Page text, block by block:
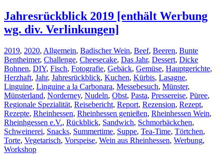
Jahresrückblick 2019 [enthält Werbung
wg. div. Verlinkungen]
2019, 2020, Allgemein, Badischer Wein, Beef, Beeren, Bunte
Bentheimer, Challenge, Cheesecake, Das Jahr, Dessert, Dicke
Bohnen, DIY, Fisch, Fotografie, Gebäck, Gemüse, Hauptgerichte,
Herzhaft, Jahr, Jahresrückblick, Kuchen, Kürbis, Lasagne,
Linguine, Linguine a la Carbonara, Messebesuch, Münster,
Münsterland, Norderney, Nudeln, Obst, Pasta, Pressereise, Püree,
Regionale Spezialität, Reisebericht, Report, Rezension, Rezept,
Rezepte, Rheinhessen, Rheinhessen genießen, Rheinhessen Wein,
Rheinhgessen e.V., Rückblick, Sandwich, Schmorbäckchen,
Schweinerei, Snacks, Summertime, Suppe, Tea-Time, Törtchen,
Torte, Vegetarisch, Vorspeise, Wein aus Rheinhessen, Werbung,
Workshop